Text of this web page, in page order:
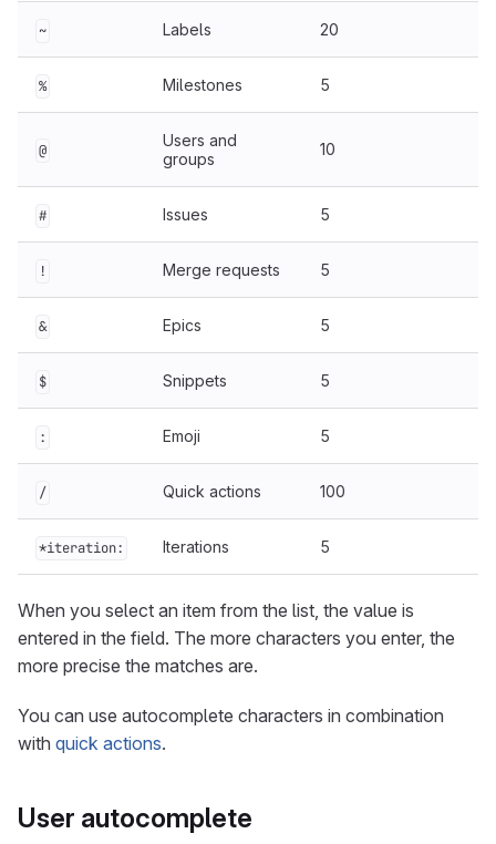
~ Labels 20
% Milestones 5
@
Users and
groups
10
# Issues 5
! Merge requests 5
& Epics 5
$ Snippets 5
: Emoji 5
/ Quick actions 100
*iteration: Iterations 5
When you select an item from the list, the value is
entered in the field. The more characters you enter, the
more precise the matches are.
You can use autocomplete characters in combination
with quick actions.
User autocomplete